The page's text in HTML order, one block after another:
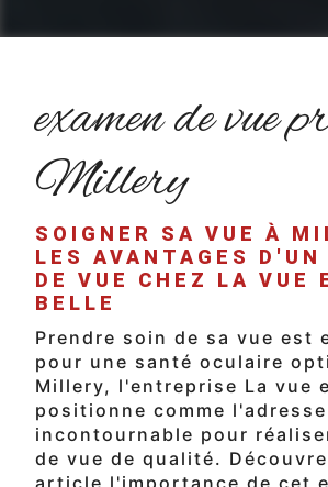
examen de vue
Millery
SOIGNER SA VUE À
LES AVANTAGES D'UN
DE VUE CHEZ LA VUE
BELLE
Prendre soin de sa vue est
pour une santé oculaire
Millery, l'entreprise La vue
positionne comme l'adresse
incontournable pour
de vue de qualité.